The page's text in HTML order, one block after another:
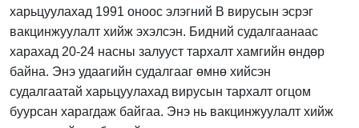
харьцуулахад 1991 оноос элэгний В вирусын эсрэг
вакцинжуулалт хийж эхэлсэн. Бидний судалгаанаас
харахад 20-24 насны залууст тархалт хамгийн өндөр
байна. Энэ удаагийн судалгааг өмнө хийсэн
судалгаатай харьцуулахад вирусын тархалт огцом
буурсан харагдаж байгаа. Энэ нь вакцинжуулалт хийж